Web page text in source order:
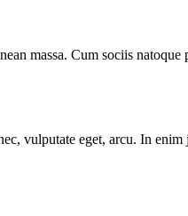
massa. Cum sociis
vulputate eget, arcu. In